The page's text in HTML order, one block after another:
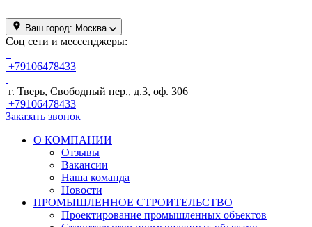
Ваш город: Москва
Соц сети и мессенджеры:
+79106478433
г. Тверь, Свободный пер., д.3, оф. 306
+79106478433
Заказать звонок
О КОМПАНИИ
Отзывы
Вакансии
Наша команда
Новости
ПРОМЫШЛЕННОЕ СТРОИТЕЛЬСТВО
Проектирование промышленных объектов